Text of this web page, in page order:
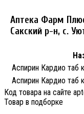
Аптека Фарм
Сакский р-н, с.
Аспирин Кардио таб
Аспирин Кардио таб
Код товара на сайте
Товар в подборке